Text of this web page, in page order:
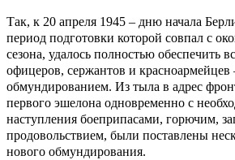
Так, к 20 апреля 1945 – дню начала
период подготовки которой совпал с
сезона, удалось полностью обеспечить
офицеров, сержантов и
обмундированием. Из тыла в адрес
первого эшелона одновременно с
наступления боеприпасами, горючим,
продовольствием, были поставлены
нового обмундирования.